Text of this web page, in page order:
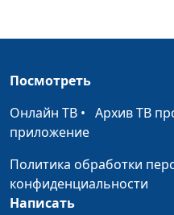
Быть святым без Бога?
Путь в Царство Божье
Суббота - Божий день
Посмотреть
Онлайн ТВ • Архив ТВ
приложение
Политика обработки
конфиденциальности
Написать